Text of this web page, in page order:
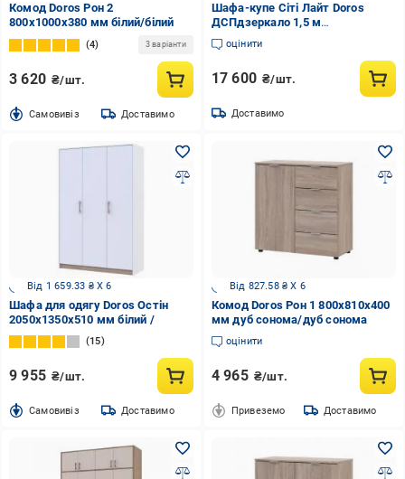
Комод Doros Рон 2
800x1000x380 мм білий/білий
4 3 варіанти
3 620 ₴/шт.
Cамовивіз Доставимо
Шафа-купе Сіті Лайт Doros
ДСПдзеркало 1,5 м
1500x600x2250 мм сосна натті
двері ДСП/дзеркало
оцінити
17 600 ₴/шт.
Доставимо
Від 1 659.33 ₴ X 6
Шафа для одягу Doros Остін
2050х1350х510 мм білий /
15
9 955 ₴/шт.
Cамовивіз Доставимо
Від 827.58 ₴ X 6
Комод Doros Рон 1 800x810x400
мм дуб сонома/дуб сонома
оцінити
4 965 ₴/шт.
Привеземо Доставимо